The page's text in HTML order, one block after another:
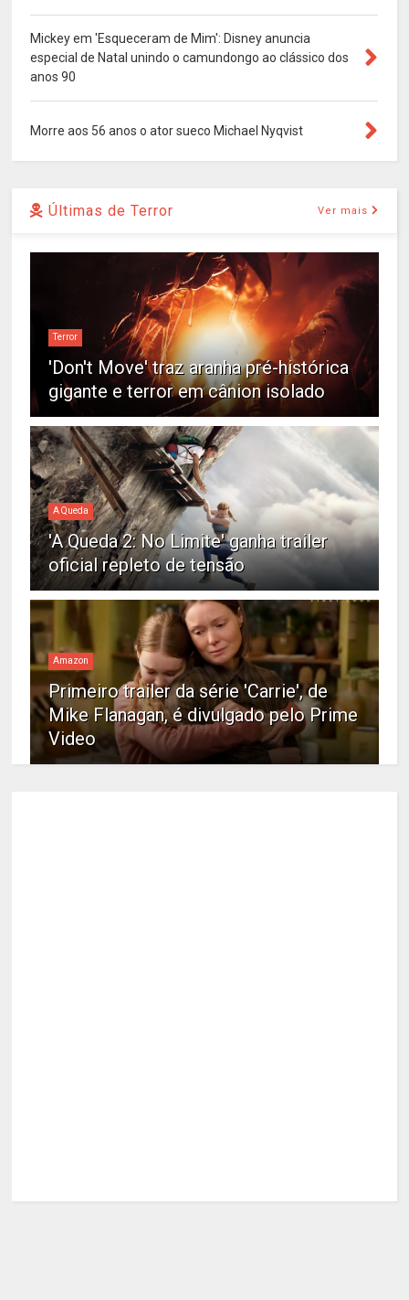
Mickey em 'Esqueceram de Mim': Disney anuncia
especial de Natal unindo o camundongo ao clássico dos
anos 90
Morre aos 56 anos o ator sueco Michael Nyqvist
Últimas de Terror Ver mais
Terror
'Don't Move' traz aranha pré-histórica
gigante e terror em cânion isolado
A Queda
'A Queda 2: No Limite' ganha trailer
oficial repleto de tensão
Amazon
Primeiro trailer da série 'Carrie', de
Mike Flanagan, é divulgado pelo Prime
Video